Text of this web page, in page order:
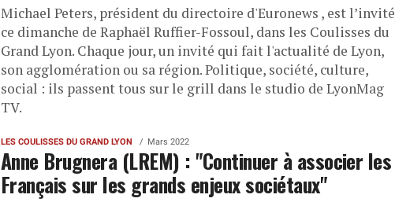
Michael Peters, président du directoire d'Euronews , est l’invité
ce dimanche de Raphaël Ruffier-Fossoul, dans les Coulisses du
Grand Lyon. Chaque jour, un invité qui fait l'actualité de Lyon,
son agglomération ou sa région. Politique, société, culture,
social : ils passent tous sur le grill dans le studio de LyonMag
TV.
LES COULISSES DU GRAND LYON Mars 2022
Anne Brugnera (LREM) : "Continuer à associer les
Français sur les grands enjeux sociétaux"